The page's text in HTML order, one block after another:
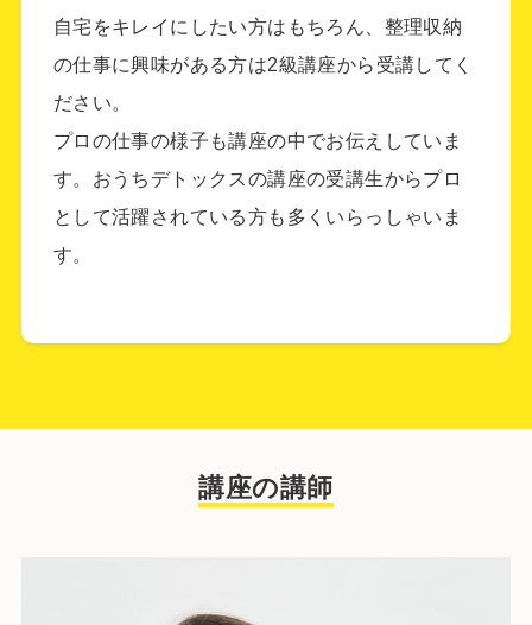
自宅をキレイにしたい方はもちろん、整理収納
の仕事に興味がある方は2級講座から受講してく
ださい。
プロの仕事の様子も講座の中でお伝えしていま
す。おうちデトックスの講座の受講生からプロ
として活躍されている方も多くいらっしゃいま
す。
講座の講師